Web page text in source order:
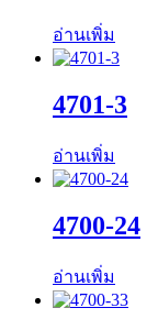
อ่านเพิ่ม
4701-3
อ่านเพิ่ม
4700-24
อ่านเพิ่ม